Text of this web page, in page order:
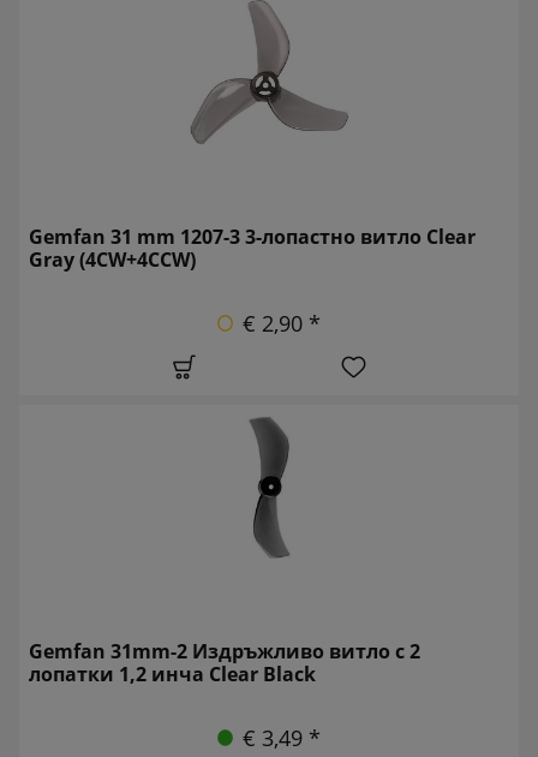
Gemfan 31 mm 1207-3 3-лопастно витло Clear
Gray (4CW+4CCW)
€ 2,90 *
Gemfan 31mm-2 Издръжливо витло с 2
лопатки 1,2 инча Clear Black
€ 3,49 *